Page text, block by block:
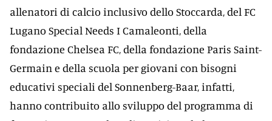
allenatori di calcio inclusivo dello Stoccarda, del FC
Lugano Special Needs I Camaleonti, della
fondazione Chelsea FC, della fondazione Paris Saint-
Germain e della scuola per giovani con bisogni
educativi speciali del Sonnenberg-Baar, infatti,
hanno contribuito allo sviluppo del programma di